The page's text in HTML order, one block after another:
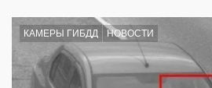
КАМЕРЫ ГИБДД НОВОСТИ